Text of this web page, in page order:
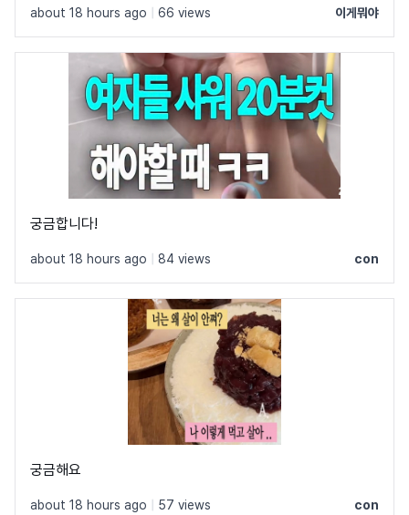
about 18 hours ago 66 views 이게뭐야
궁금합니다!
about 18 hours ago 84 views con
궁금해요
about 18 hours ago 57 views con